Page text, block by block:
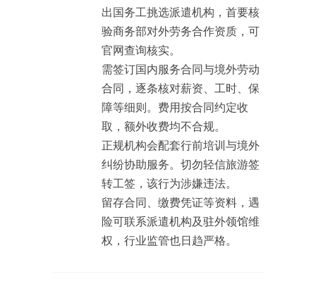
出国务工挑选派遣机构，首要核
验商务部对外劳务合作资质，可
官网查询核实。
需签订国内服务合同与境外劳动
合同，逐条核对薪资、工时、保
障等细则。费用按合同约定收
取，额外收费均不合规。
正规机构会配套行前培训与境外
纠纷协助服务。切勿轻信旅游签
转工签，该行为涉嫌违法。
留存合同、缴费凭证等资料，遇
险可联系派遣机构及驻外领馆维
权，行业监管也日趋严格。